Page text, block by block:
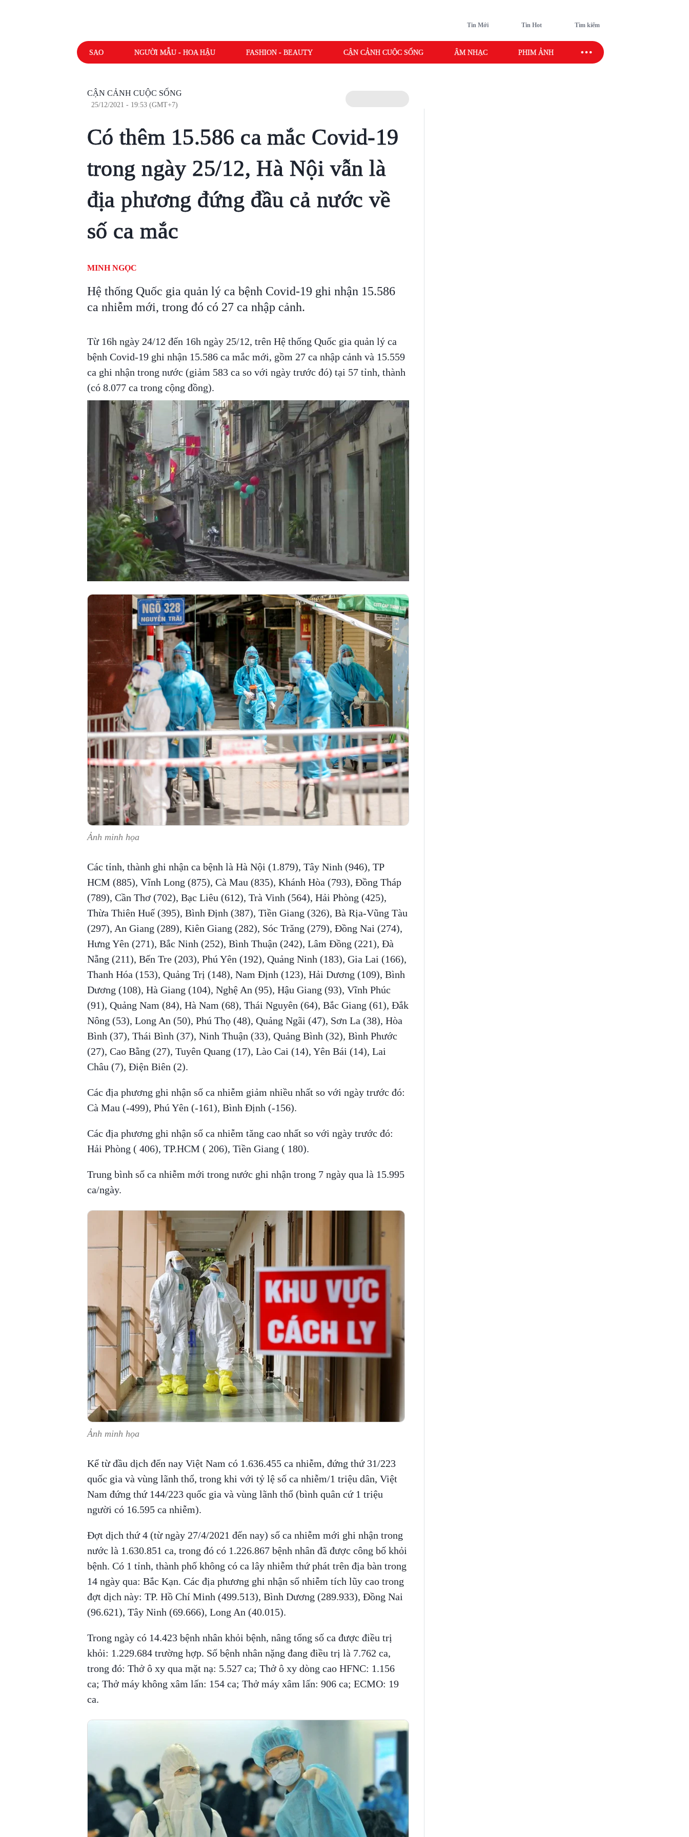
Tin Mới Tin Hot Tìm kiếm
SAO NGƯỜI MẪU - HOA HẬU FASHION - BEAUTY CẬN CẢNH CUỘC SỐNG ÂM NHẠC PHIM ẢNH SAO SPORT
CẬN CẢNH CUỘC SỐNG
25/12/2021 - 19:53 (GMT+7)
Có thêm 15.586 ca mắc Covid-19
trong ngày 25/12, Hà Nội vẫn là
địa phương đứng đầu cả nước về
số ca mắc
MINH NGỌC
Hệ thống Quốc gia quản lý ca bệnh Covid-19 ghi nhận 15.586
ca nhiễm mới, trong đó có 27 ca nhập cảnh.
Từ 16h ngày 24/12 đến 16h ngày 25/12, trên Hệ thống Quốc gia quản lý ca
bệnh Covid-19 ghi nhận 15.586 ca mắc mới, gồm 27 ca nhập cảnh và 15.559
ca ghi nhận trong nước (giảm 583 ca so với ngày trước đó) tại 57 tỉnh, thành
(có 8.077 ca trong cộng đồng).
00:00/00:59 VIETNAM HLS
Ảnh minh họa
Các tỉnh, thành ghi nhận ca bệnh là Hà Nội (1.879), Tây Ninh (946), TP
HCM (885), Vĩnh Long (875), Cà Mau (835), Khánh Hòa (793), Đồng Tháp
(789), Cần Thơ (702), Bạc Liêu (612), Trà Vinh (564), Hải Phòng (425),
Thừa Thiên Huế (395), Bình Định (387), Tiền Giang (326), Bà Rịa-Vũng Tàu
(297), An Giang (289), Kiên Giang (282), Sóc Trăng (279), Đồng Nai (274),
Hưng Yên (271), Bắc Ninh (252), Bình Thuận (242), Lâm Đồng (221), Đà
Nẵng (211), Bến Tre (203), Phú Yên (192), Quảng Ninh (183), Gia Lai (166),
Thanh Hóa (153), Quảng Trị (148), Nam Định (123), Hải Dương (109), Bình
Dương (108), Hà Giang (104), Nghệ An (95), Hậu Giang (93), Vĩnh Phúc
(91), Quảng Nam (84), Hà Nam (68), Thái Nguyên (64), Bắc Giang (61), Đắk
Nông (53), Long An (50), Phú Thọ (48), Quảng Ngãi (47), Sơn La (38), Hòa
Bình (37), Thái Bình (37), Ninh Thuận (33), Quảng Bình (32), Bình Phước
(27), Cao Bằng (27), Tuyên Quang (17), Lào Cai (14), Yên Bái (14), Lai
Châu (7), Điện Biên (2).
Các địa phương ghi nhận số ca nhiễm giảm nhiều nhất so với ngày trước đó:
Cà Mau (-499), Phú Yên (-161), Bình Định (-156).
Các địa phương ghi nhận số ca nhiễm tăng cao nhất so với ngày trước đó:
Hải Phòng ( 406), TP.HCM ( 206), Tiền Giang ( 180).
Trung bình số ca nhiễm mới trong nước ghi nhận trong 7 ngày qua là 15.995
ca/ngày.
Ảnh minh họa
Kể từ đầu dịch đến nay Việt Nam có 1.636.455 ca nhiễm, đứng thứ 31/223
quốc gia và vùng lãnh thổ, trong khi với tỷ lệ số ca nhiễm/1 triệu dân, Việt
Nam đứng thứ 144/223 quốc gia và vùng lãnh thổ (bình quân cứ 1 triệu
người có 16.595 ca nhiễm).
Đợt dịch thứ 4 (từ ngày 27/4/2021 đến nay) số ca nhiễm mới ghi nhận trong
nước là 1.630.851 ca, trong đó có 1.226.867 bệnh nhân đã được công bố khỏi
bệnh. Có 1 tỉnh, thành phố không có ca lây nhiễm thứ phát trên địa bàn trong
14 ngày qua: Bắc Kạn. Các địa phương ghi nhận số nhiễm tích lũy cao trong
đợt dịch này: TP. Hồ Chí Minh (499.513), Bình Dương (289.933), Đồng Nai
(96.621), Tây Ninh (69.666), Long An (40.015).
Trong ngày có 14.423 bệnh nhân khỏi bệnh, nâng tổng số ca được điều trị
khỏi: 1.229.684 trường hợp. Số bệnh nhân nặng đang điều trị là 7.762 ca,
trong đó: Thở ô xy qua mặt nạ: 5.527 ca; Thở ô xy dòng cao HFNC: 1.156
ca; Thở máy không xâm lấn: 154 ca; Thở máy xâm lấn: 906 ca; ECMO: 19
ca.